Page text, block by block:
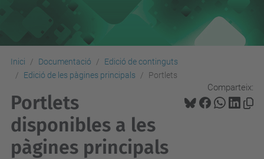
Inici Documentació
Edició de continguts
Edició de les pàgines principals
Portlets
Comparteix:
Portlets
disponibles a les
pàgines principals